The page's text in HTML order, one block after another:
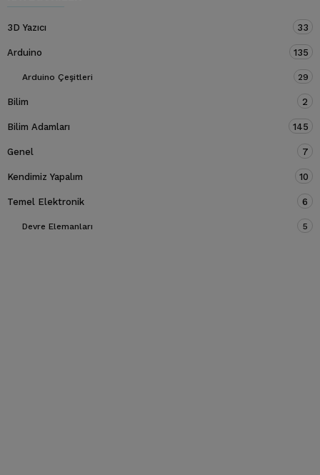
3D Yazıcı 33
Arduino 135
Arduino Çeşitleri 29
Bilim 2
Bilim Adamları 145
Genel 7
Kendimiz Yapalım 10
Temel Elektronik 6
Devre Elemanları 5